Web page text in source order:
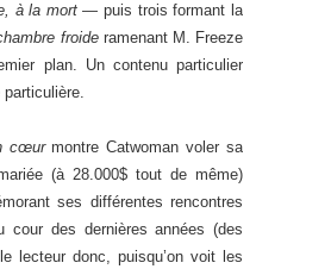
à la mort— puis trois formant la
froideramenant M. Freeze
plan. Un contenu particulier
cœurmontre Catwoman voler sa
(à 28.000$ tout de même)
ses différentes rencontres
cour des dernières années (des
lecteur donc, puisqu’on voit les